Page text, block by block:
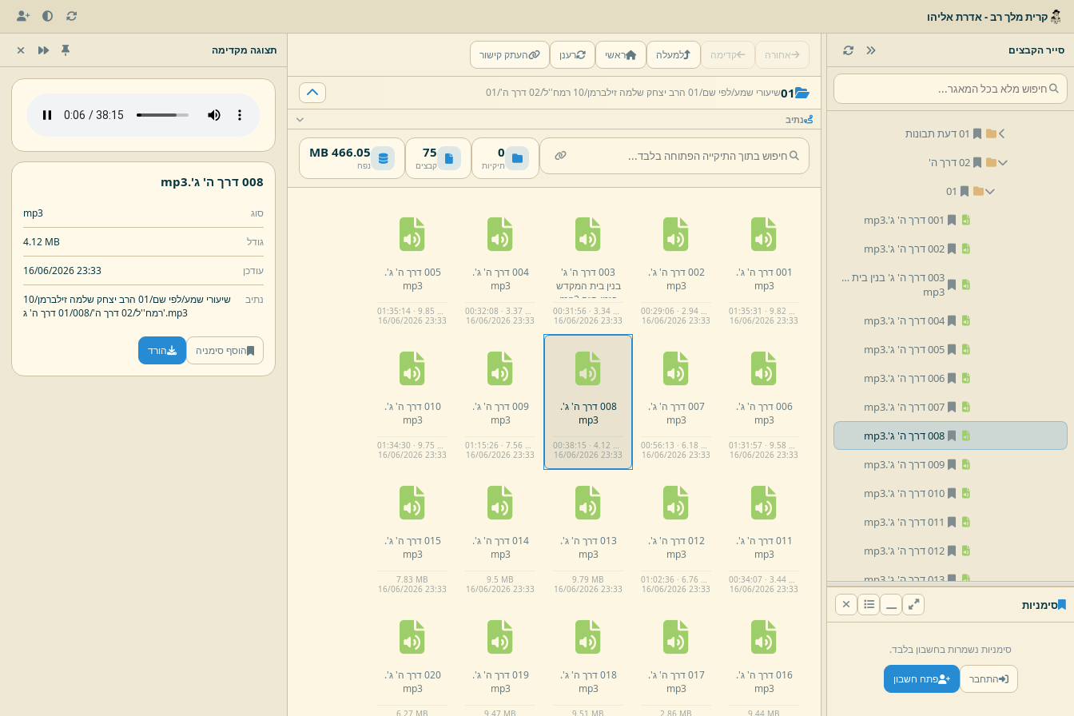
קרית מלך רב - אדרת אליהו
סייר הקבצים
05 מידות
07 מועדים
10 רמח''ל
01 דעת תבונות
02 דרך ה'
01
001 דרך ה' ג'.
mp3
002 דרך ה' ג'.
mp3
003 דרך ה' ג' בנין בית המקדש בזמן הזה.
mp3
004 דרך ה' ג'.
mp3
005 דרך ה' ג'.
mp3
006 דרך ה' ג'.
mp3
007 דרך ה' ג'.
mp3
008 דרך ה' ג'.
mp3
009 דרך ה' ג'.
mp3
010 דרך ה' ג'.
mp3
011 דרך ה' ג'.
mp3
012 דרך ה' ג'.
mp3
013 דרך ה' ג'.
mp3
mp3
016 דרך ה' ג'.
mp3
017 דרך ה' ג'.
mp3
סימניות
סימניות נשמרות בחשבון בלבד.
התחבר פתח חשבון
אחורה קדימה למעלה ראשי רענן העתק קישור
01שיעורי שמע/לפי שם/01 הרב יצחק שלמה זילברמן/ 10 רמח''ל/ 02 דרך ה'/ 01
נתיב
0
תיקיות
75
קבצים
466.05 MB
נפח
001 דרך ה' ג'.
mp3
01:35:31 · 9.82 MB
16/06/2026 23:33
002 דרך ה' ג'.
mp3
00:29:06 · 2.94 MB
16/06/2026 23:33
003 דרך ה' ג'
בנין בית המקדש
בזמן הזה. mp3
00:31:56 · 3.34 MB
16/06/2026 23:33
004 דרך ה' ג'.
mp3
00:32:08 · 3.37 MB
16/06/2026 23:33
005 דרך ה' ג'.
mp3
01:35:14 · 9.85 MB
16/06/2026 23:33
006 דרך ה' ג'.
mp3
01:31:57 · 9.58 MB
16/06/2026 23:33
007 דרך ה' ג'.
mp3
00:56:13 · 6.18 MB
16/06/2026 23:33
008 דרך ה' ג'.
mp3
00:38:15 · 4.12 MB
16/06/2026 23:33
009 דרך ה' ג'.
mp3
01:15:26 · 7.56 MB
16/06/2026 23:33
010 דרך ה' ג'.
mp3
01:34:30 · 9.75 MB
16/06/2026 23:33
011 דרך ה' ג'.
mp3
00:34:07 · 3.44 MB
16/06/2026 23:33
012 דרך ה' ג'.
mp3
01:02:36 · 6.76 MB
16/06/2026 23:33
013 דרך ה' ג'.
mp3
9.79 MB
16/06/2026 23:33
014 דרך ה' ג'.
mp3
9.5 MB
16/06/2026 23:33
015 דרך ה' ג'.
mp3
7.83 MB
16/06/2026 23:33
016 דרך ה' ג'.
mp3
9. 44 MB
017 דרך ה' ג'.
mp3
2. 86 MB
018 דרך ה' ג'.
mp3
9. 51 MB
019 דרך ה' ג'.
mp3
9. 47 MB
020 דרך ה' ג'.
mp3
6. 27 MB
תצוגה מקדימה
008 דרך ה' ג'. mp3
סוג mp3
גודל 4.12 MB
עודכן 16/06/2026 23:33
נתיב שיעורי שמע/לפי שם/01 הרב יצחק שלמה זילברמן/
10
רמח''ל/02 דרך ה'/ 01/ 008 דרך ה' ג'.mp3
הוסף סימניה הורד